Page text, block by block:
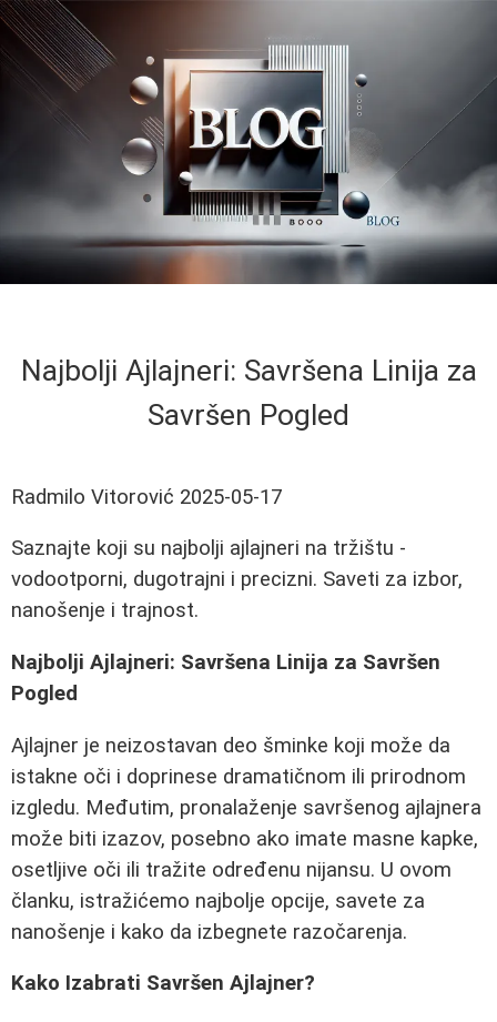
Najbolji Ajlajneri: Savršena Linija za
Savršen Pogled
Radmilo Vitorović 2025-05-17
Saznajte koji su najbolji ajlajneri na tržištu -
vodootporni, dugotrajni i precizni. Saveti za izbor,
nanošenje i trajnost.
Najbolji Ajlajneri: Savršena Linija za Savršen
Pogled
Ajlajner je neizostavan deo šminke koji može da
istakne oči i doprinese dramatičnom ili prirodnom
izgledu. Međutim, pronalaženje savršenog ajlajnera
može biti izazov, posebno ako imate masne kapke,
osetljive oči ili tražite određenu nijansu. U ovom
članku, istražićemo najbolje opcije, savete za
nanošenje i kako da izbegnete razočarenja.
Kako Izabrati Savršen Ajlajner?